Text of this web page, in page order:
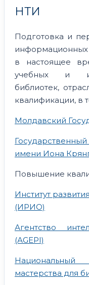
НТИ
Подготовка и
информационных
в настоящее
учебных и
библиотек,
квалификации, в
Молдавский
имени Иона
Повышение
Институт
(ИРИО)
Агентство
(АGEPI)
Национальный
мастерства для